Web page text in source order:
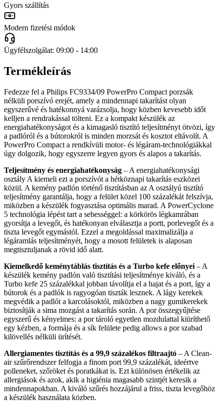
Gyors szállítás
Modern fizetési módok
Ügyfélszolgálat: 09:00 - 14:00
Termékleírás
Fedezze fel a Philips FC9334/09 PowerPro Compact porzsák
nélküli porszívó erejét, amely a mindennapi takarítást olyan
egyszerűvé és hatékonnyá varázsolja, hogy közben kevesebb időt
kelljen a rendrakással tölteni. Ez a kompakt készülék az
energiahatékonyságot és a kimagasló tisztító teljesítményt ötvözi, így
a padlóról és a bútorokról is minden morzsát és kosztot eltávolít. A
PowerPro Compact a rendkívüli motor- és légáram-technológiákkal
úgy dolgozik, hogy egyszerre legyen gyors és alapos a takarítás.
Teljesítmény és energiahatékonyság – A energiahatékonysági
osztály A kiemeli ezt a porszívót a hétköznapi takarítás eszközei
közül. A kemény padlón történő tisztításban az A osztályú tisztító
teljesítmény garantálja, hogy a felület közel 100 százalékát felszívja,
miközben a készülék fogyasztása optimális marad. A PowerCyclone
5 technológia lépést tart a sebességgel: a körkörös légkamrában
gyorsítja a levegőt, és hatékonyan elválasztja a portt, porlevegőt és a
tiszta levegőt egymástól. Ezzel a megoldással maximalizálja a
légáramlás teljesítményét, hogy a mosott felületek is alaposan
megtisztuljanak a rövid idő alatt.
Kiemelkedő keménytáblás tisztítás és a Turbo kefe előnyei – A
készülék kemény padlón való tisztítási teljesítménye kiváló, és a
Turbo kefe 25 százalékkal jobban távolítja el a hajat és a port, így a
bútorok és a padlók is ragyogóan tiszták lesznek. A lágy kerekek
megvédik a padlót a karcolásoktól, miközben a nagy gumikerekek
biztosítják a sima mozgást a takarítás során. A por összegyűjtése
egyszerű és kényelmes: a por tároló egyetlen mozdulattal kiüríthető
egy kézben, a formája és a sík felülete pedig allows a por szabad
kilövellés nélküli ürítését.
Allergiamentes tisztítás és a 99,9 százalékos filtraajtó – A Clean-
air szűrőrendszer felfogja a finom port 99,9 százalékát, ideértve
polleneket, szőröket és poratkákat is. Ezt különösen értékelik az
allergiások és azok, akik a higiénia magasabb szintjét keresik a
mindennapokban. A kiváló szűrés hozzájárul a friss, tiszta levegőhöz
a készülék használata közben.